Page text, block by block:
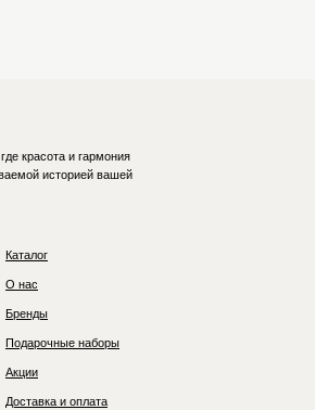
красота и гармония
историей вашей
Каталог
О нас
Бренды
Подарочные наборы
Акции
Доставка и оплата